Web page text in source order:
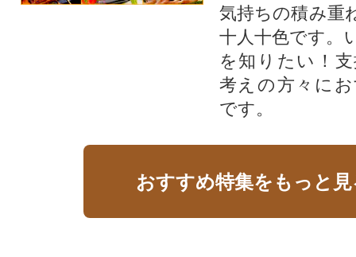
気持ちの積み重
十人十色です。
を知りたい！
考えの方々に
です。
おすすめ特集をもっと